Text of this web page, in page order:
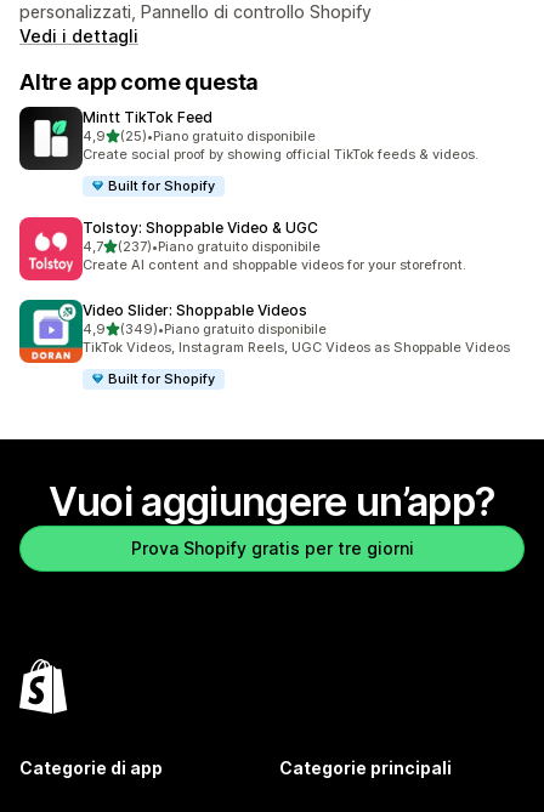
personalizzati, Pannello di controllo Shopify
Vedi i dettagli
Altre app come questa
Mintt TikTok Feed
4,9stelle su 5
(25)
25 recensioni totali
•Piano gratuito disponibile
Create social proof by showing official TikTok feeds & videos.
Built for Shopify
Tolstoy: Shoppable Video & UGC
4,7stelle su 5
(237)
237 recensioni totali
•Piano gratuito disponibile
Create AI content and shoppable videos for your storefront.
Video Slider: Shoppable Videos
4,9stelle su 5
(349)
349 recensioni totali
•Piano gratuito disponibile
TikTok Videos, Instagram Reels, UGC Videos as Shoppable Videos
Built for Shopify
Vuoi aggiungere un’app?
Prova Shopify gratis per tre giorni
Categorie di app Categorie principali